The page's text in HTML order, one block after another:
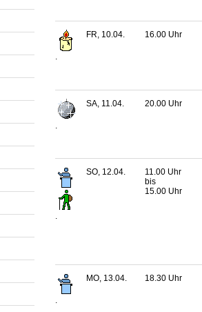
.
FR, 10.04. 16.00 Uhr
.
SA, 11.04. 20.00 Uhr
SO, 12.04.
11.00 Uhr
bis
15.00 Uhr
.
MO, 13.04. 18.30 Uhr